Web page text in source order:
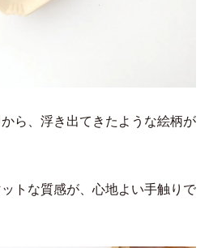
ら、浮き出てきたような絵柄が
トな質感が、心地よい手触りで